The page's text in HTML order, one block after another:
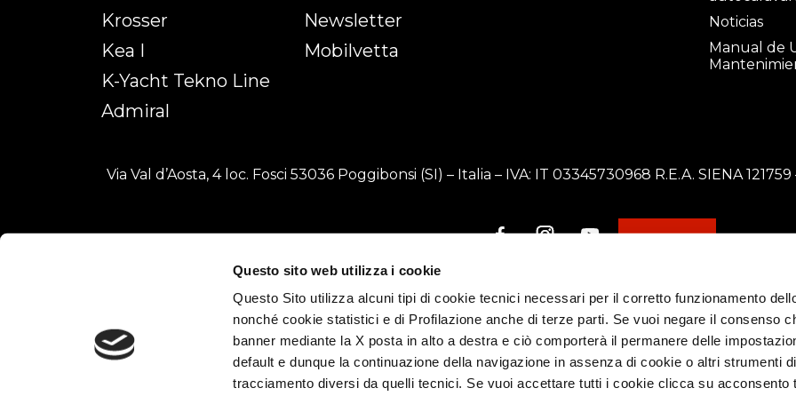
Questo sito web utilizza i cookie
Questo Sito utilizza alcuni tipi di cookie tecnici necessari per il corretto funzionamento
nonché cookie statistici e di Profilazione anche di terze parti. Se vuoi negare il consenso
banner mediante la X posta in alto a destra e ciò comporterà il permanere delle
default e dunque la continuazione della navigazione in assenza di cookie o altri strumenti di
tracciamento diversi da quelli tecnici. Se vuoi accettare tutti i cookie clicca su acconsento
Krosser
Kea I
K-Yacht Tekno Line
Admiral
Newsletter
Mobilvetta
Noticias
Manual de
Via Val d’Aosta, 4 loc. Fosci 53036 Poggibonsi (SI) – Italia – IVA: IT 03345730968 R.E.A. SIENA